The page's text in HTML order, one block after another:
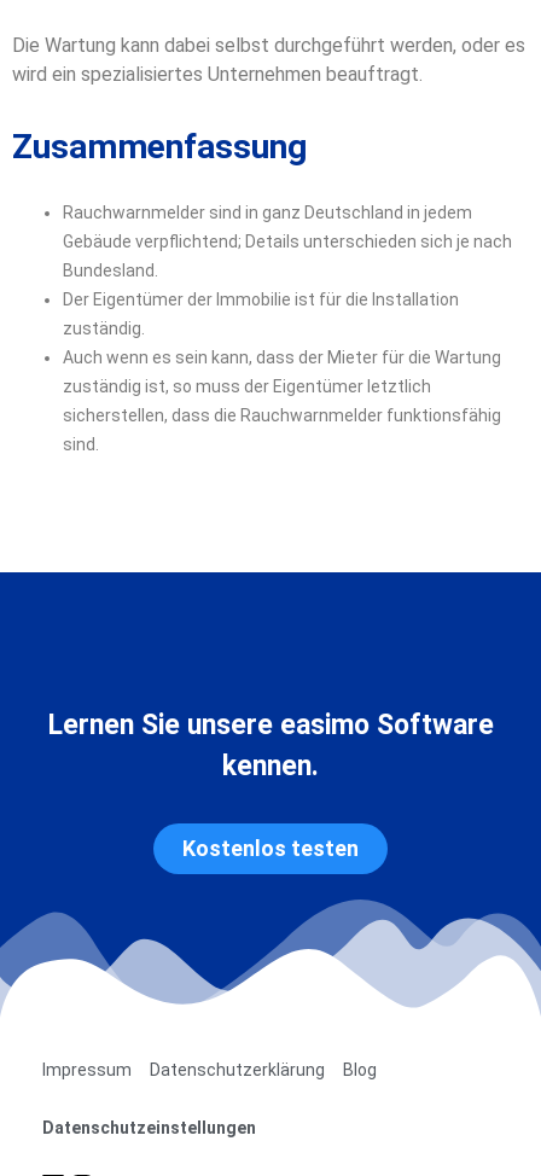
Die Wartung kann dabei selbst durchgeführt werden, oder es
wird ein spezialisiertes Unternehmen beauftragt.
Zusammenfassung
Rauchwarnmelder sind in ganz Deutschland in jedem
Gebäude verpflichtend; Details unterschieden sich je nach
Bundesland.
Der Eigentümer der Immobilie ist für die Installation
zuständig.
Auch wenn es sein kann, dass der Mieter für die Wartung
zuständig ist, so muss der Eigentümer letztlich
sicherstellen, dass die Rauchwarnmelder funktionsfähig
sind.
Lernen Sie unsere easimo Software
kennen.
Kostenlos testen
Impressum Datenschutzerklärung Blog
Datenschutzeinstellungen